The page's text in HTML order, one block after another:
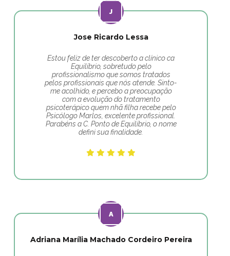
Jose Ricardo Lessa
Estou feliz de ter descoberto a clínico ca
Equilíbrio, sobretudo pelo
profissionalismo que somos tratados
pelos profissionais que nós atende. Sinto-
me acolhido, e percebo a preocupação
com a evolução do tratamento
psicoterápico quem nhã filha recebe pelo
Psicólogo Marlos, excelente profissional.
Parabéns a C. Ponto de Equilíbrio, o nome
defini sua finalidade.
Adriana Marília Machado Cordeiro Pereira